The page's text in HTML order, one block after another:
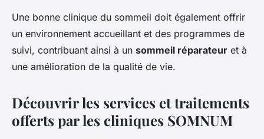
Une bonne clinique du sommeil doit également offrir
un environnement accueillant et des programmes de
suivi, contribuant ainsi à un sommeil réparateur et à
une amélioration de la qualité de vie.
Découvrir les services et traitements
offerts par les cliniques SOMNUM